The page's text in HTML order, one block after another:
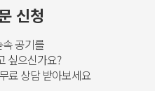
신청
공기를
싶으신가요?
료 상담 받아보세요